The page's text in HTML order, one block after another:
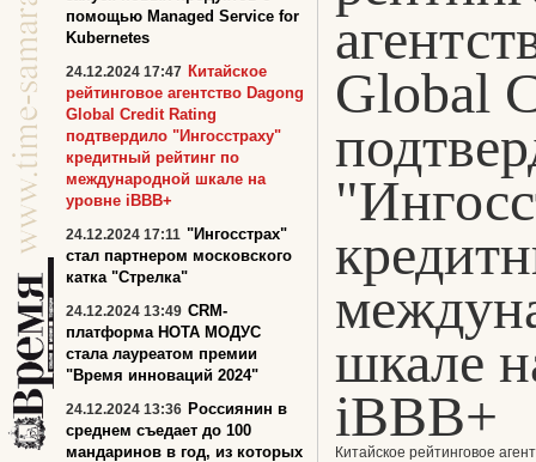
Global
шкале
iBBB+
Китайское рейтинговое
помощью Managed Service for
Kubernetes
24.12.2024 17:47 Китайское
рейтинговое агентство Dagong
Global Credit Rating
подтвердило "Ингосстраху"
кредитный рейтинг по
международной шкале на
уровне iBBB+
24.12.2024 17:11 "Ингосстрах"
стал партнером московского
катка "Стрелка"
24.12.2024 13:49 CRM-
платформа НОТА МОДУС
стала лауреатом премии
"Время инноваций 2024"
24.12.2024 13:36 Россиянин в
среднем съедает до 100
мандаринов в год, из которых